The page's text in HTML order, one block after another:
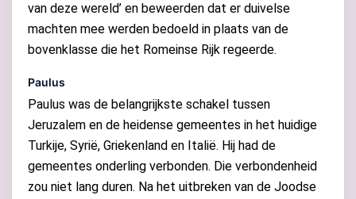
van deze wereld’ en beweerden dat er duivelse
machten mee werden bedoeld in plaats van de
bovenklasse die het Romeinse Rijk regeerde.
Paulus
Paulus was de belangrijkste schakel tussen
Jeruzalem en de heidense gemeentes in het huidige
Turkije, Syrië, Griekenland en Italië. Hij had de
gemeentes onderling verbonden. Die verbondenheid
zou niet lang duren. Na het uitbreken van de Joodse